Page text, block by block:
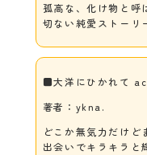
孤高な、化け物と呼
切ない純愛ストーリ
■大洋にひかれて
著者：ykna.
どこか無気力だけど
出会いでキラキラ